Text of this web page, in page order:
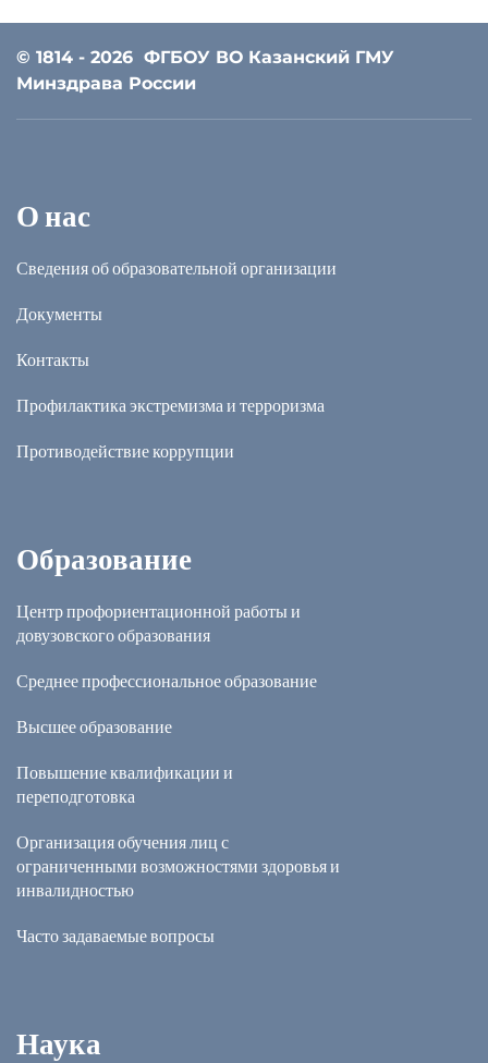
© 1814 - 2026 ФГБОУ ВО Казанский ГМУ
Минздрава России
О нас
Сведения об образовательной организации
Документы
Контакты
Профилактика экстремизма и терроризма
Противодействие коррупции
Образование
Центр профориентационной работы и
довузовского образования
Среднее профессиональное образование
Высшее образование
Повышение квалификации и
переподготовка
Организация обучения лиц с
ограниченными возможностями здоровья и
инвалидностью
Часто задаваемые вопросы
Наука